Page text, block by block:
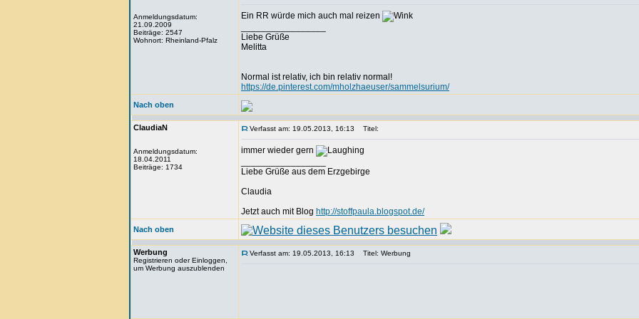
Anmeldungsdatum:
21.09.2009
Beiträge: 2547
Wohnort: Rheinland-Pfalz
Ein RR würde mich auch mal reizen
Liebe Grüße
Melitta
Normal ist relativ, ich bin relativ normal!
https://de.pinterest.com/mholzhaeuser/sammelsurium/
Nach oben
ClaudiaN
Anmeldungsdatum:
18.04.2011
Beiträge: 1734
Verfasst am: 19.05.2013, 16:13 Titel:
immer wieder gern
Liebe Grüße aus dem Erzgebirge
Claudia
Jetzt auch mit Blog http://stoffpaula.blogspot.de/
Nach oben
Werbung
Registrieren oder Einloggen,
um Werbung auszublenden
Verfasst am: 19.05.2013, 16:13 Titel: Werbung